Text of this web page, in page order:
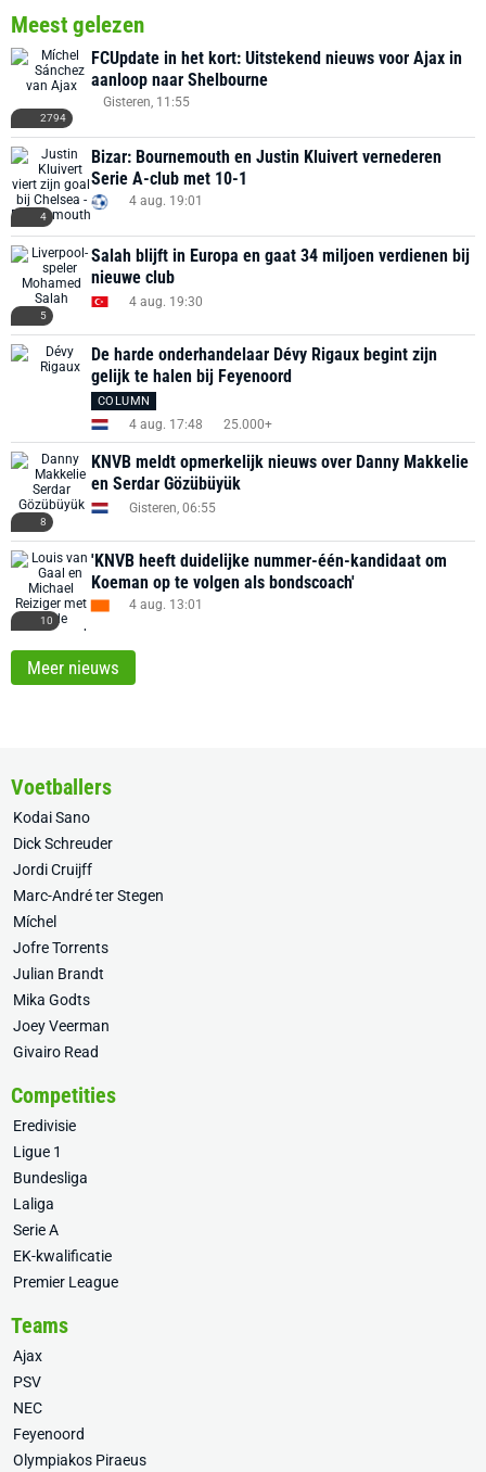
Meest gelezen
2794
FCUpdate in het kort: Uitstekend nieuws voor Ajax in
aanloop naar Shelbourne
Gisteren, 11:55
4
Bizar: Bournemouth en Justin Kluivert vernederen
Serie A-club met 10-1
4 aug. 19:01
5
Salah blijft in Europa en gaat 34 miljoen verdienen bij
nieuwe club
4 aug. 19:30
De harde onderhandelaar Dévy Rigaux begint zijn
gelijk te halen bij Feyenoord
COLUMN
4 aug. 17:48 25.000+
8
KNVB meldt opmerkelijk nieuws over Danny Makkelie
en Serdar Gözübüyük
Gisteren, 06:55
10
'KNVB heeft duidelijke nummer-één-kandidaat om
Koeman op te volgen als bondscoach'
4 aug. 13:01
Meer nieuws
Voetballers
Kodai Sano
Dick Schreuder
Jordi Cruijff
Marc-André ter Stegen
Míchel
Jofre Torrents
Julian Brandt
Mika Godts
Joey Veerman
Givairo Read
Competities
Eredivisie
Ligue 1
Bundesliga
Laliga
Serie A
EK-kwalificatie
Premier League
Teams
Ajax
PSV
NEC
Feyenoord
Olympiakos Piraeus